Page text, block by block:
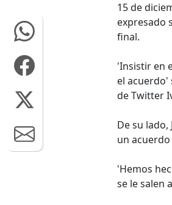
15 de
expresado
final.
'Insistir en
el acuerdo'
de Twitter
De su
un
'Hemos
se le salen